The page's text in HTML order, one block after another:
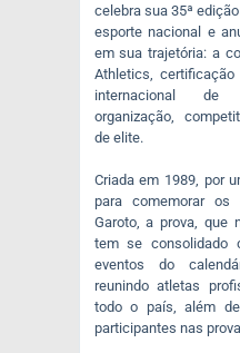
celebra sua 35ª
esporte nacional e
em sua trajetória: a
Athletics,
internacional de
organização,
de elite.
Criada em 1989, por
para comemorar os
Garoto, a prova, que
tem se consolidado
eventos do
reunindo atletas
todo o país, além
participantes nas